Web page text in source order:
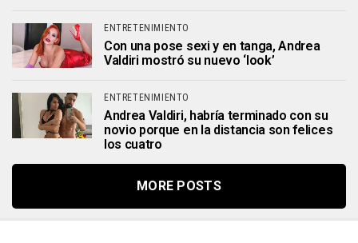
ENTRETENIMIENTO
Con una pose sexi y en tanga, Andrea
Valdiri mostró su nuevo ‘look’
ENTRETENIMIENTO
Andrea Valdiri, habría terminado con su
novio porque en la distancia son felices
los cuatro
MORE POSTS